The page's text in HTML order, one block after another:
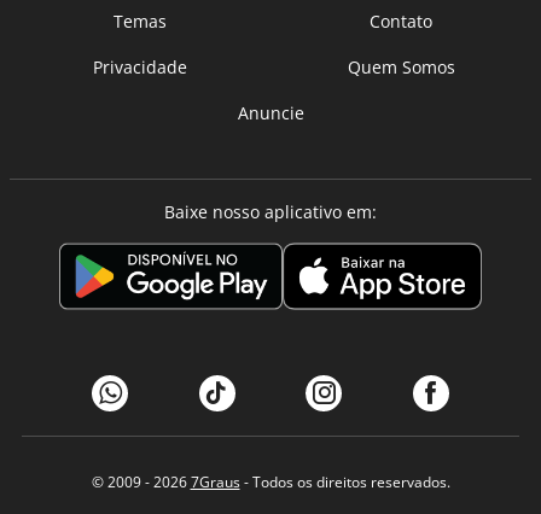
Temas
Contato
Privacidade
Quem Somos
Anuncie
Baixe nosso aplicativo em:
© 2009 - 20267Graus- Todos os direitos reservados.